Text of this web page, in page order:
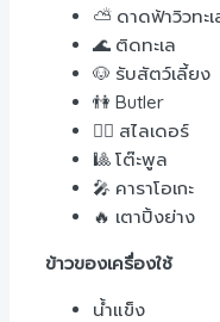
⛅ ดาดฟ้าวิวทะเ
🌊 ติดทะเล
🐶 รับสัตว์เลี้ยง
👫 Butler
🏊‍♀️ สไลเดอร์
🎱 โต๊ะพูล
🎤 คาราโอเกะ
🔥 เตาปิ้งย่าง
ข้าวของเครื่องใช้
น้ำแข็ง